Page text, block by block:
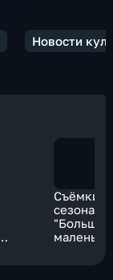
Новости
Съёмки
сезона